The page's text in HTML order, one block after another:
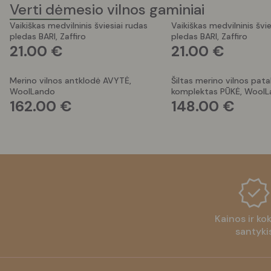
Verti dėmesio vilnos gaminiai
Vaikiškas medvilninis šviesiai rudas
pledas BARI, Zaffiro
21.00 €
Vaikiškas medvilninis
pledas BARI, Zaffiro
21.00 €
Merino vilnos antklodė AVYTĖ,
WoolLando
162.00 €
Šiltas merino vilnos
komplektas PŪKĖ,
148.00 €
Kainos ir